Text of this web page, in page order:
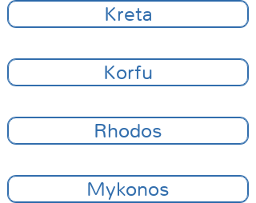
Kreta
Korfu
Rhodos
Mykonos